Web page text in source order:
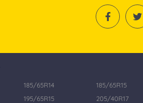
185/65R14 185/65R15
195/65R15 205/40R17